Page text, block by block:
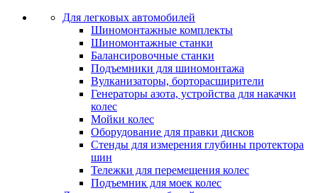
Для легковых автомобилей
Шиномонтажные комплекты
Шиномонтажные станки
Балансировочные станки
Подъемники для шиномонтажа
Вулканизаторы, борторасширители
Генераторы азота, устройства для накачки
колес
Мойки колес
Оборудование для правки дисков
Стенды для измерения глубины протектора
шин
Тележки для перемещения колес
Подъемник для моек колеc